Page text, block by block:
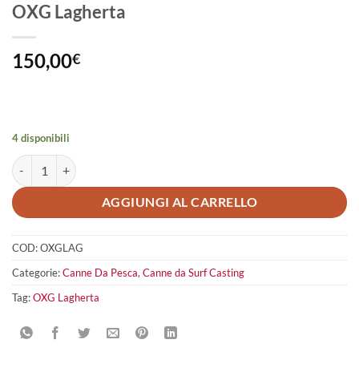
OXG Lagherta
150,00€
4 disponibili
OXG Lagherta quantità
AGGIUNGI AL CARRELLO
COD:OXGLAG
Categorie:Canne Da Pesca, Canne da Surf Casting
Tag:OXG Lagherta